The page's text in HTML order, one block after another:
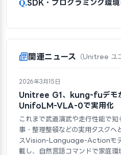
SDK・プログラミング環境
関連ニュース （Unitree ユ
2026年3月15日
Unitree G1、kung-fuデモ
UnifoLM-VLA-0で実用化
これまで武道演武や走行性能で
事・整理整頓などの実用タスクへ
スVision-Language-Actionモ
載し、自然言語コマンドで家庭環